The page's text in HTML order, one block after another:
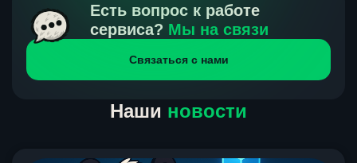
получения нами средств от тебя, а на другой части
направлений курс, указанный на сайте, является
окончательным. Если сомневаешься, напиши в онлайн-
чат на сайте, мы поможем разобраться.
Есть вопрос к работе
сервиса? Мы на связи
Связаться с нами
Наши новости